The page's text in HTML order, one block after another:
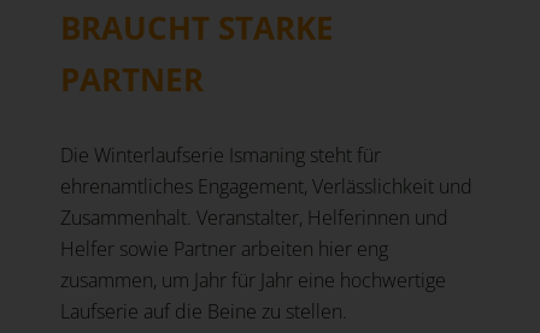
BRAUCHT STARKE
PARTNER
Die Winterlaufserie Ismaning steht für
ehrenamtliches Engagement, Verlässlichkeit und
Zusammenhalt. Veranstalter, Helferinnen und
Helfer sowie Partner arbeiten hier eng
zusammen, um Jahr für Jahr eine hochwertige
Laufserie auf die Beine zu stellen.